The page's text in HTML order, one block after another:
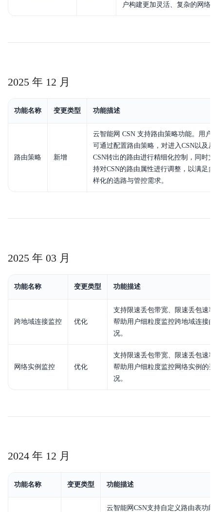
户构建更加灵活、复杂的网络
2025 年 12 月
功能名称 变更类型 功能描述
路由策略 新增
云智能网 CSN 支持路由策略功能。用户
可通过配置路由策略，对进入CSN以及从
CSN转出的路由进行精细化控制，同时支
持对CSN的路由属性进行调整，以满足多
样化的选路与管控需求。
2025 年 03 月
功能名称 变更类型 功能描述
跨地域连接监控 优化
支持限速丢包带宽、限速丢包速率
帮助用户细粒度监控跨地域连接的
况。
网络实例监控 优化
支持限速丢包带宽、限速丢包速率
帮助用户细粒度监控网络实例的丢
况。
2024 年 12 月
功能名称 变更类型 功能描述
云智能网CSN支持自定义路由表功能